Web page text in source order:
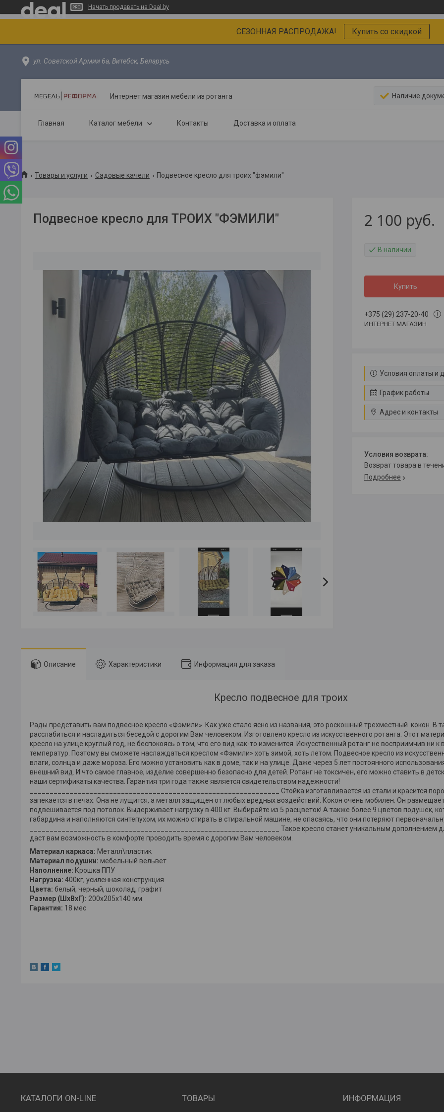
Начать продавать на Deal.by
СЕЗОННАЯ РАСПРОДАЖА! Купить со скидкой
ул. Советской Армии 6а, Витебск, Беларусь
Интернет магазин мебели из ротанга Наличие
Главная Каталог мебели Контакты Доставка и оплата
Товары и услуги Садовые качели Подвесное кресло для троих "фэмили"
Подвесное кресло для ТРОИХ "ФЭМИЛИ" 2 100 руб.
В наличии
Купить
+375 (29) 237-20-40
ИНТЕРНЕТ МАГАЗИН
Условия оплаты и
График работы
Адрес и контакты
возврат товара в
Подробнее
Описание Характеристики Информация для заказа
Кресло подвесное для троих
Рады представить вам подвесное кресло «Фэмили». Как уже стало ясно из названия, это роскошный трехместный кокон. В
расслабиться и насладиться беседой с дорогим Вам человеком. Изготовлено кресло из искусственного ротанга. Этот
кресло на улице круглый год, не беспокоясь о том, что его вид как-то изменится. Искусственный ротанг не восприимчив ни к
температур. Поэтому вы сможете наслаждаться креслом «Фэмили» хоть зимой, хоть летом. Подвесное кресло из
влаги, солнца и даже мороза. Его можно установить как в доме, так и на улице. Даже через 5 лет постоянного
внешний вид. И что самое главное, изделие совершенно безопасно для детей. Ротанг не токсичен, его можно ставить в
наши сертификаты качества. Гарантия три года также является свидетельством надежности!
_______________________________________________________________ Стойка изготавливается из стали и красится
запекается в печах. Она не лущится, а металл защищен от любых вредных воздействий. Кокон очень мобилен. Он
подвешивается под потолок. Выдерживает нагрузку в 400 кг. Выбирайте из 5 расцветок! А также более 9 цветов подушек,
габардина и наполняются синтепухом, их можно стирать в стиральной машине, не опасаясь, что они потеряют
_______________________________________________________________ Такое кресло станет уникальным дополнением
даст вам возможность в комфорте проводить время с дорогим Вам человеком.
Материал каркаса: Металл\пластик
Материал подушки: мебельный вельвет
Наполнение: Крошка ППУ
Нагрузка: 400кг, усиленная конструкция
Цвета: белый, черный, шоколад, графит
Размер (ШхВхГ): 200х205х140 мм
Гарантия: 18 мес
КАТАЛОГИ ON-LINE ТОВАРЫ ИНФОРМАЦИЯ